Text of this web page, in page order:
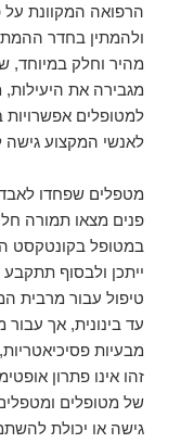
הרפואה המקוונת על
ולהמתין בחדר
מהיר וחלק במיוחד,
מגבירה את
למטופלים אפשרויות
לאנשי המקצוע גישה
מטפלים שפחדו
פנים מצאו תמורה
במטופל בקונטקסט
ייתכן ולבסוף
טיפול עבור מרבית
עד בינונית, אך
מבעיות
זהו אינו פתרון
של מטופלים
גישה או יכולת